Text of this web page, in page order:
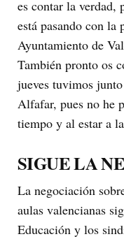
es contar la verdad,
está pasando con la
Ayuntamiento de
También pronto os
jueves tuvimos
Alfafar, pues no he
tiempo y al estar a
SIGUE LA
La negociación
aulas valencianas
Educación y los